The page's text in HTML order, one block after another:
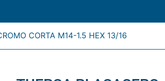
CORTA M14-1.5 HEX 13/16